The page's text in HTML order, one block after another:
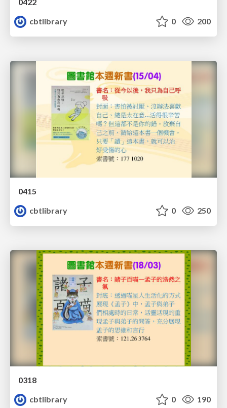
0422
cbtlibrary
0 200
0415
cbtlibrary
0 250
0318
cbtlibrary
0 190